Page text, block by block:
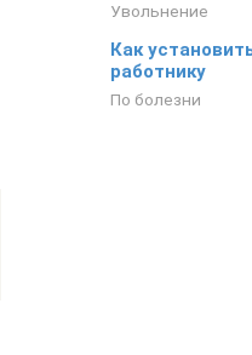
Увольнение
Как
работнику
По болезни